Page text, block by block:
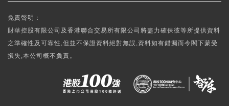
免責聲明：
財華控股有限公司及香港聯合交易所有限公司將盡力確保彼等所提供資料
之準確性及可靠性,但並不保證資料絕對無誤,資料如有錯漏而令閣下蒙受
損失,本公司概不負責。